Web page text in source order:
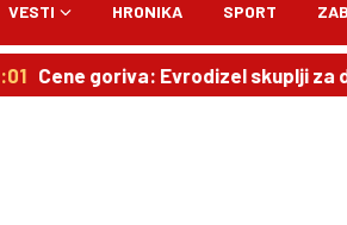
VESTI HRONIKA SPORT
goriva: Evrodizel skuplji za dinar,